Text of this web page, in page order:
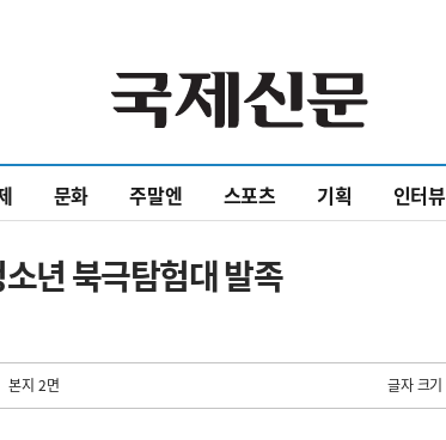
문화 주말엔 스포츠 기획 인터뷰
년 북극탐험대 발족
본지 2면 글자 크기